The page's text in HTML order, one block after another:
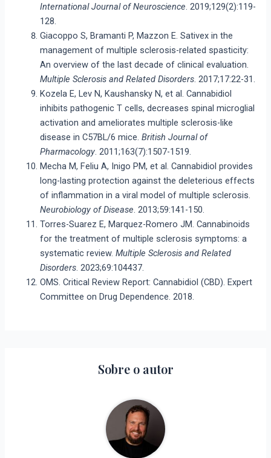
International Journal of Neuroscience. 2019;129(2):119-
128.
Giacoppo S, Bramanti P, Mazzon E. Sativex in the
management of multiple sclerosis-related spasticity:
An overview of the last decade of clinical evaluation.
Multiple Sclerosis and Related Disorders. 2017;17:22-31.
Kozela E, Lev N, Kaushansky N, et al. Cannabidiol
inhibits pathogenic T cells, decreases spinal microglial
activation and ameliorates multiple sclerosis-like
disease in C57BL/6 mice.British Journal of
Pharmacology. 2011;163(7):1507-1519.
Mecha M, Feliu A, Inigo PM, et al. Cannabidiol provides
long-lasting protection against the deleterious effects
of inflammation in a viral model of multiple sclerosis.
Neurobiology of Disease. 2013;59:141-150.
Torres-Suarez E, Marquez-Romero JM. Cannabinoids
for the treatment of multiple sclerosis symptoms: a
systematic review.Multiple Sclerosis and Related
Disorders. 2023;69:104437.
OMS. Critical Review Report: Cannabidiol (CBD). Expert
Committee on Drug Dependence. 2018.
Sobre o autor